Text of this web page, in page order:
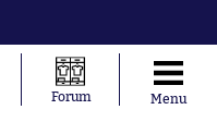
Forum Menu